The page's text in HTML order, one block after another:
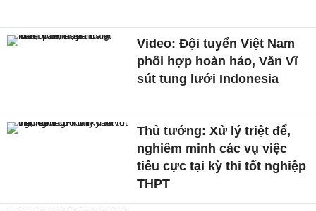
Video: Đội tuyển Việt Nam
phối hợp hoàn hảo, Văn Vĩ
sút tung lưới Indonesia
Thủ tướng: Xử lý triệt để,
nghiêm minh các vụ việc
tiêu cực tại kỳ thi tốt nghiệp
THPT